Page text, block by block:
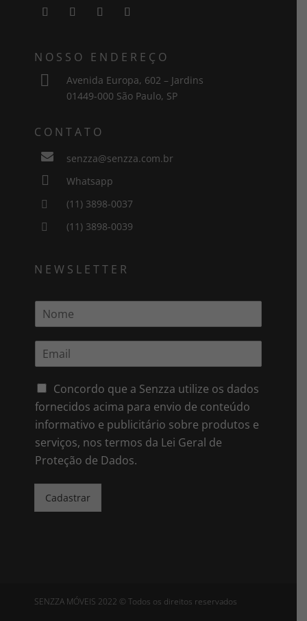
NOSSO ENDEREÇO

Avenida Europa, 602 – Jardins
01449-000 São Paulo, SP
CONTATO
 senzza@senzza.com.br
 Whatsapp
 (11) 3898-0037
 (11) 3898-0039
NEWSLETTER
m
i
l
*
Concordo que a Senzza utilize os dados
fornecidos acima para envio de conteúdo
informativo e publicitário sobre produtos e
serviços, nos termos da Lei Geral de
Proteção de Dados.
Cadastrar
SENZZA MÓVEIS 2022 © Todos os direitos reservados